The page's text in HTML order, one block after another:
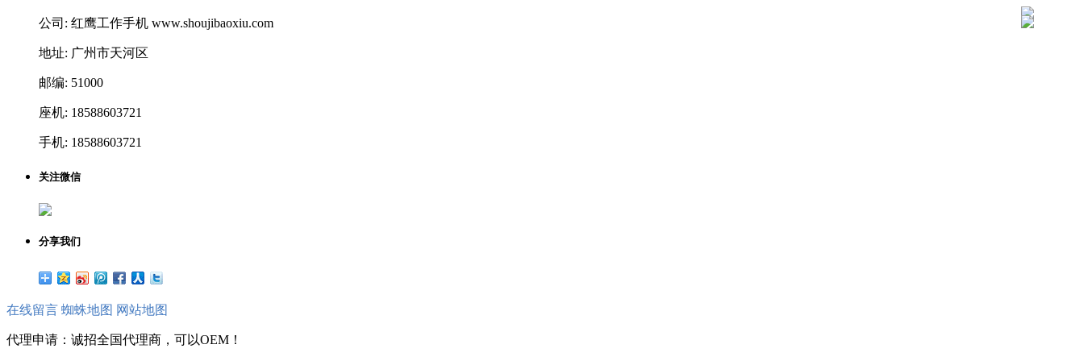
公司: 红鹰工作手机 www.shoujibaoxiu.com
地址: 广州市天河区
邮编: 51000
座机: 18588603721
手机: 18588603721
关注微信
分享我们
在线留言 蜘蛛地图 网站地图
代理申请：诚招全国代理商，可以OEM！